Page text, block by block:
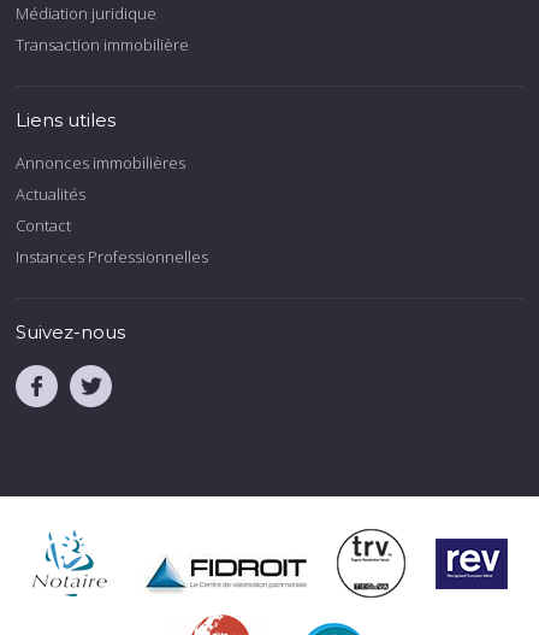
Médiation juridique
Transaction immobilière
Liens utiles
Annonces immobilières
Actualités
Contact
Instances Professionnelles
Suivez-nous
. .